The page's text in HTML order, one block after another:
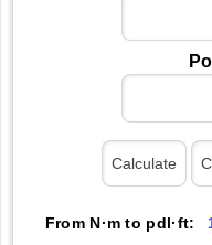
From N·m to pdl·ft: